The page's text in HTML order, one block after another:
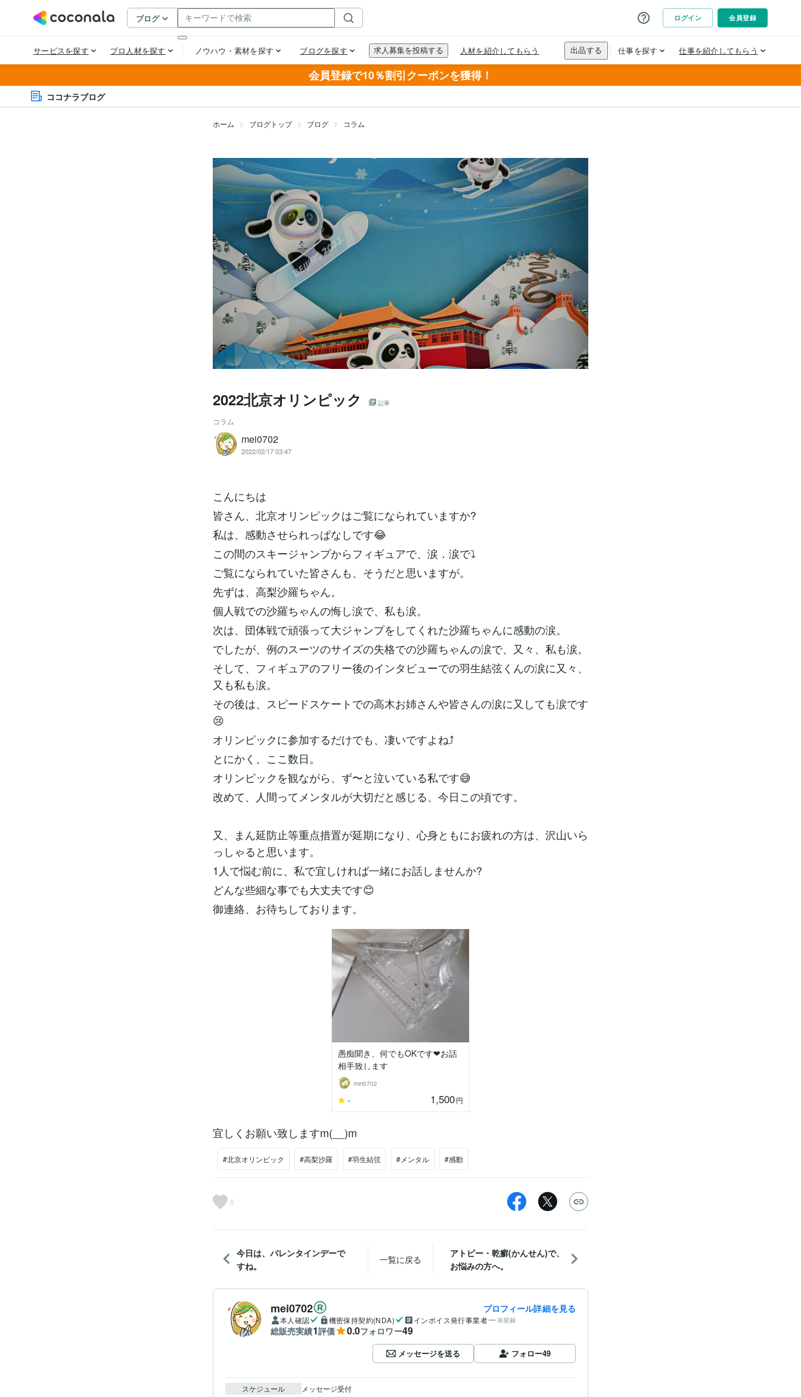
会員登録で10％割引クーポンを獲得！
ココナラブログ
ホーム ブログトップ ブログ コラム
2022北京オリンピック 記事
コラム
mei0702
2022/02/17 03:47
こんにちは
皆さん、北京オリンピックはご覧になられていますか?
私は、感動させられっぱなしです😂
この間のスキージャンプからフィギュアで、涙．涙で⤵️
ご覧になられていた皆さんも、そうだと思いますが。
先ずは、高梨沙羅ちゃん。
個人戦での沙羅ちゃんの悔し涙で、私も涙。
次は、団体戦で頑張って大ジャンプをしてくれた沙羅ちゃんに感動の涙。
でしたが、例のスーツのサイズの失格での沙羅ちゃんの涙で、又々、私も涙。
そして、フィギュアのフリー後のインタビューでの羽生結弦くんの涙に又々、
又も私も涙。
その後は、スピードスケートでの高木お姉さんや皆さんの涙に又しても涙です
😢
オリンピックに参加するだけでも、凄いですよね⤴
とにかく、ここ数日。
オリンピックを観ながら、ず〜と泣いている私です😅
改めて、人間ってメンタルが大切だと感じる、今日この頃です。
又、まん延防止等重点措置が延期になり、心身ともにお疲れの方は、沢山いら
っしゃると思います。
1人で悩む前に、私で宜しければ一緒にお話しませんか?
どんな些細な事でも大丈夫です😊
御連絡、お待ちしております。
愚痴聞き、何でもOKです❤お話
相手致します
mei0702
- 1,500円
宜しくお願い致しますm(__)m
#北京オリンピック #高梨沙羅 #羽生結弦 #メンタル #感動
6
今日は、バレンタインデーで
すね。
一覧に戻る
アトピー・乾癬(かんせん)で、
お悩みの方へ。
mei0702 プロフィール詳細を見る
本人確認 機密保持契約(NDA) インボイス発行事業者 未登録
総販売実績1評価 0.0フォロワー49
メッセージを送る フォロー49
スケジュール
メッセージ受付